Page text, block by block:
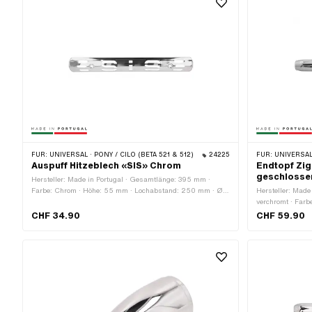
FÜR: UNIVERSAL · PONY / CILO (BETA 521 & 512) 24225
Auspuff Hitzeblech «SIS» Chrom
Hersteller: Made in Portugal · Gesamtlänge: 395 mm ·
Farbe: Chrom · Höhe: 55 mm · Lochabstand: 250 mm · Ø
CHF 34.90
FÜR:
Endtopf
Hersteller:
verchromt ·
Gesamtlänge:
CHF 59.90